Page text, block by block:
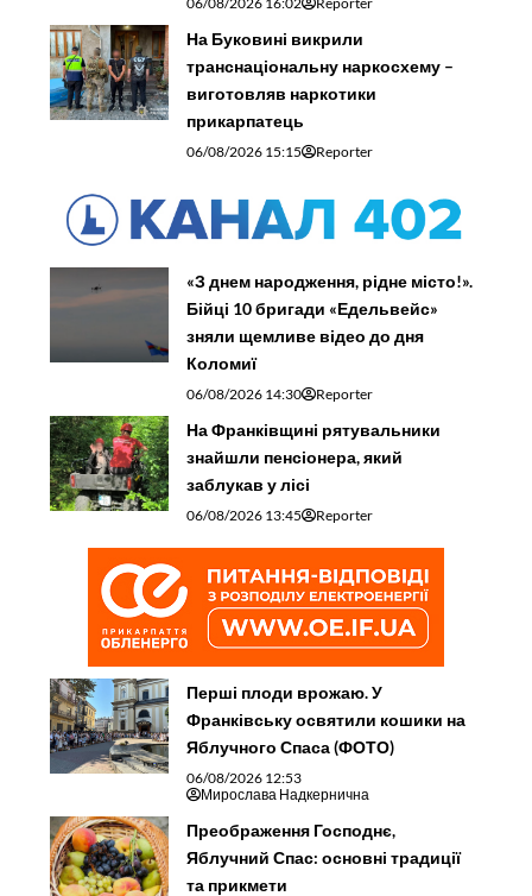
На Буковині викрили
транснаціональну наркосхему –
виготовляв наркотики
прикарпатець
06/08/2026 15:15 Reporter
«З днем народження, рідне місто!».
Бійці 10 бригади «Едельвейс»
зняли щемливе відео до дня
Коломиї
06/08/2026 14:30 Reporter
На Франківщині рятувальники
знайшли пенсіонера, який
заблукав у лісі
06/08/2026 13:45 Reporter
Перші плоди врожаю. У
Франківську освятили кошики на
Яблучного Спаса (ФОТО)
06/08/2026 12:53
Мирослава Надкернична
Преображення Господнє,
Яблучний Спас: основні традиції
та прикмети